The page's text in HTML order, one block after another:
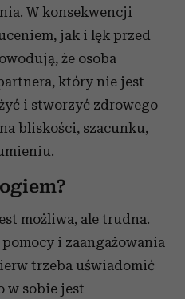
W konsekwencji
jak i lęk przed
że osoba
który nie jest
i stworzyć zdrowego
bliskości, szacunku,
możliwa, ale trudna.
i zaangażowania
trzeba uświadomić
w sobie jest